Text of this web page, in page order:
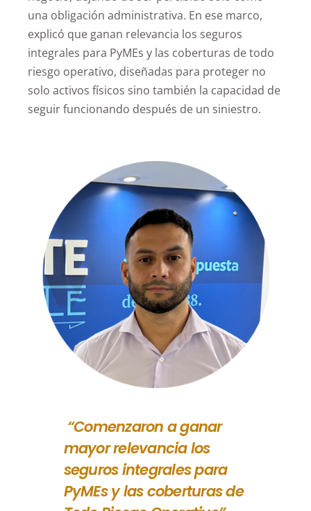
una obligación administrativa. En ese marco,
explicó que ganan relevancia los seguros
integrales para PyMEs y las coberturas de todo
riesgo operativo, diseñadas para proteger no
solo activos físicos sino también la capacidad de
seguir funcionando después de un siniestro.
“Comenzaron a ganar
mayor relevancia los
seguros integrales para
PyMEs y las coberturas de